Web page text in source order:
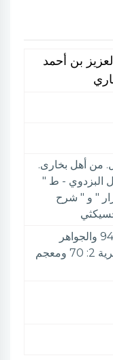
بن أحمد
من أهل بخارى.
البزدوي - ط "
" و " شرح
الأعلام 4: 13& الفوائد البهية 94 والجواهر
المضية 1: 317 والمكتبة الأزهرية 2: 70 ومعجم